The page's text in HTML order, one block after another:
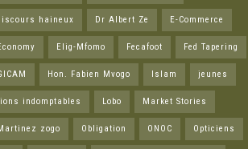
haineux Dr Albert Ze E-Commerce
Elig-Mfomo Fecafoot Fed Tapering
Hon. Fabien Mvogo Islam jeunes
indomptables Lobo Market Stories
zogo Obligation ONOC Opticiens